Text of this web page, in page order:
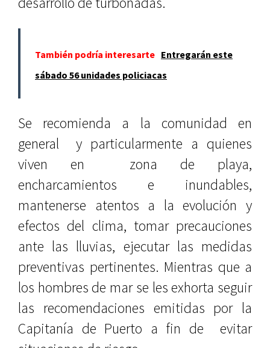
También podría interesarte Entregarán este
sábado 56 unidades policiacas
Se recomienda a la comunidad en
general y particularmente a quienes
viven en zona de playa,
encharcamientos e inundables,
mantenerse atentos a la evolución y
efectos del clima, tomar precauciones
ante las lluvias, ejecutar las medidas
preventivas pertinentes. Mientras que a
los hombres de mar se les exhorta seguir
las recomendaciones emitidas por la
Capitanía de Puerto a fin de evitar